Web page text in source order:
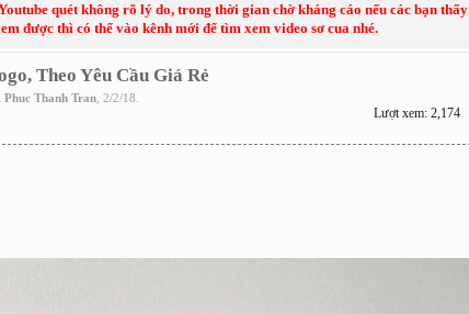
quét không rõ lý do, trong thời gian chờ kháng cáo nếu các bạn thấy
được thì có thể vào kênh mới để tìm xem video sơ cua nhé.
Theo Yêu Cầu Giá Rẻ
Phuc Thanh Tran, 2/2/18
Lượt xem: 2,174